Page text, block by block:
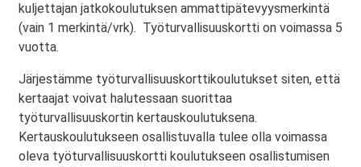
kuljettajan jatkokoulutuksen ammattipätevyysmerkintä
(vain 1 merkintä/vrk). Työturvallisuuskortti on voimassa 5
vuotta.
Järjestämme työturvallisuuskorttikoulutukset siten, että
kertaajat voivat halutessaan suorittaa
työturvallisuuskortin kertauskoulutuksena.
Kertauskoulutukseen osallistuvalla tulee olla voimassa
oleva työturvallisuuskortti koulutukseen osallistumisen